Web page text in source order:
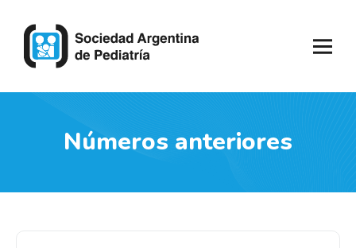
Números anteriores